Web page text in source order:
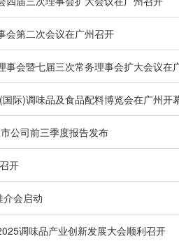
会第二次会议在广州召开
事会暨七届三次常务理事会扩大会议在
际)调味品及食品配料博览会在广州开
公司前三季度报告发布
开
介会启动
调味品产业创新发展大会顺利召开